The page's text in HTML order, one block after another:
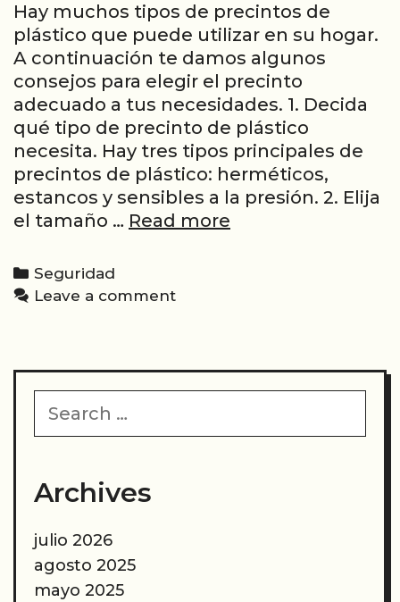
Hay muchos tipos de precintos de
plástico que puede utilizar en su hogar.
A continuación te damos algunos
consejos para elegir el precinto
adecuado a tus necesidades. 1. Decida
qué tipo de precinto de plástico
necesita. Hay tres tipos principales de
precintos de plástico: herméticos,
estancos y sensibles a la presión. 2. Elija
el tamaño … Read more
Categories
Seguridad
Leave a comment
for:
Archives
julio 2026
agosto 2025
mayo 2025